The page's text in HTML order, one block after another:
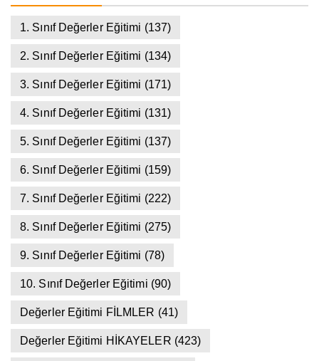
1. Sınıf Değerler Eğitimi (137)
2. Sınıf Değerler Eğitimi (134)
3. Sınıf Değerler Eğitimi (171)
4. Sınıf Değerler Eğitimi (131)
5. Sınıf Değerler Eğitimi (137)
6. Sınıf Değerler Eğitimi (159)
7. Sınıf Değerler Eğitimi (222)
8. Sınıf Değerler Eğitimi (275)
9. Sınıf Değerler Eğitimi (78)
10. Sınıf Değerler Eğitimi (90)
Değerler Eğitimi FİLMLER (41)
Değerler Eğitimi HİKAYELER (423)